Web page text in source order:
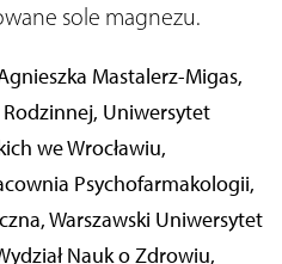
sole magnezu.
Mastalerz-Migas,
Rodzinnej, Uniwersytet
we Wrocławiu,
Psychofarmakologii,
Warszawski Uniwersytet
Nauk o Zdrowiu,